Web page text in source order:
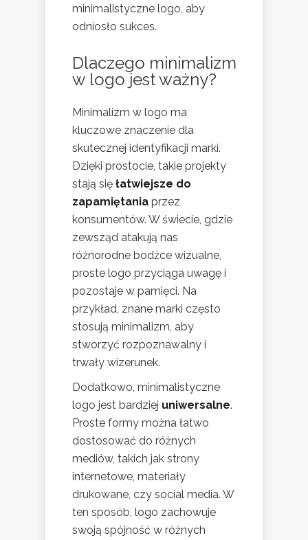
minimalistyczne logo, aby
odniosło sukces.
Dlaczego minimalizm
w logo jest ważny?
Minimalizm w logo ma
kluczowe znaczenie dla
skutecznej identyfikacji marki.
Dzięki prostocie, takie projekty
stają się łatwiejsze do
zapamiętania przez
konsumentów. W świecie, gdzie
zewsząd atakują nas
różnorodne bodźce wizualne,
proste logo przyciąga uwagę i
pozostaje w pamięci. Na
przykład, znane marki często
stosują minimalizm, aby
stworzyć rozpoznawalny i
trwały wizerunek.
Dodatkowo, minimalistyczne
logo jest bardziej uniwersalne.
Proste formy można łatwo
dostosować do różnych
mediów, takich jak strony
internetowe, materiały
drukowane, czy social media. W
ten sposób, logo zachowuje
swoją spójność w różnych